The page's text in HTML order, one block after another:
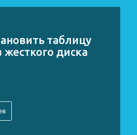
таблицу
жесткого диска